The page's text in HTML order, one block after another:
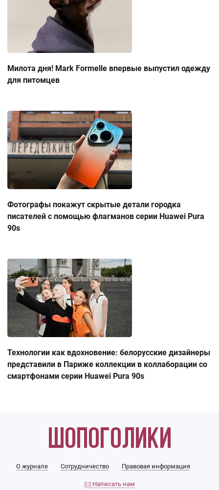
Милота дня! Mark Formelle впервые выпустил одежду
для питомцев
Фотографы покажут скрытые детали городка
писателей с помощью флагманов серии Huawei Pura
90s
Технологии как вдохновение: белорусские дизайнеры
представили в Париже коллекции в коллаборации со
смартфонами серии Huawei Pura 90s
О журнале Сотрудничество Правовая информация
Написать нам